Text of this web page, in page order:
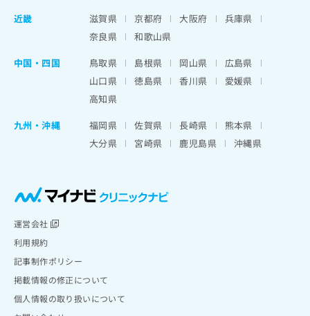
近畿
滋賀県 京都府 大阪府
兵庫県
奈良県
和歌山県
中国・四国
鳥取県 島根県 岡山県
広島県
山口県
徳島県 香川県
愛媛県
高知県
九州・沖縄
福岡県 佐賀県 長崎県
熊本県
大分県
宮崎県 鹿児島県 沖縄県
運営会社
利用規約
記事制作ポリシー
掲載情報の修正について
個人情報の取り扱いについて